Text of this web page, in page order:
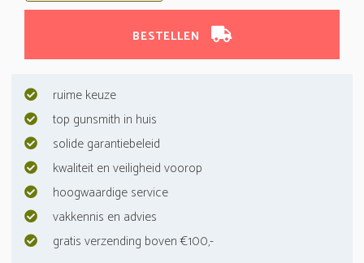
BESTELLEN
ruime keuze
top gunsmith in huis
solide garantiebeleid
kwaliteit en veiligheid voorop
hoogwaardige service
vakkennis en advies
gratis verzending boven €100,-